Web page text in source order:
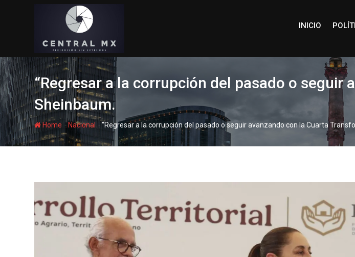
INICIO
“Regresar a la corrupción del pasado o seguir
Sheinbaum.
Home - Nacional -“Regresar a la corrupción del pasado o seguir avanzando con la Cuarta